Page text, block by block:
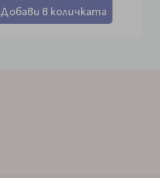
Добави в количката